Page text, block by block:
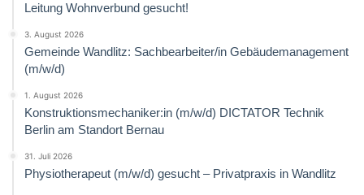
Leitung Wohnverbund gesucht!
3. August 2026
Gemeinde Wandlitz: Sachbearbeiter/in Gebäudemanagement
(m/w/d)
1. August 2026
Konstruktionsmechaniker:in (m/w/d) DICTATOR Technik
Berlin am Standort Bernau
31. Juli 2026
Physiotherapeut (m/w/d) gesucht – Privatpraxis in Wandlitz